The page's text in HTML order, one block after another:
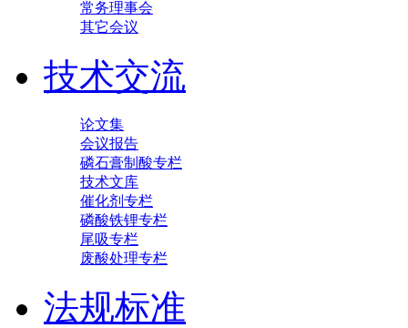
常务理事会
其它会议
技术交流
论文集
会议报告
磷石膏制酸专栏
技术文库
催化剂专栏
磷酸铁锂专栏
尾吸专栏
废酸处理专栏
法规标准